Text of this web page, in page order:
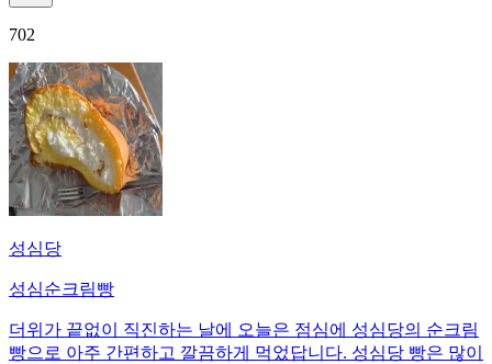
702
성심당
성심순크림빵
더위가 끝없이 직진하는 날에 오늘은 점심에 성심당의 순크림
빵으로 아주 간편하고 깔끔하게 먹었답니다. 성심당 빵은 많이